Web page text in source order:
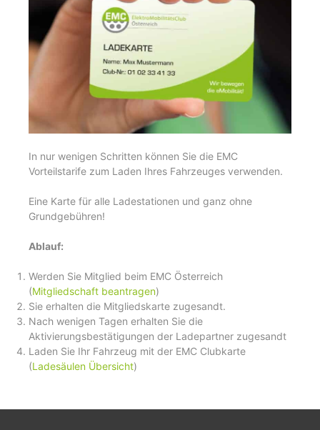
In nur wenigen Schritten können Sie die EMC
Vorteilstarife zum Laden Ihres Fahrzeuges verwenden.
Eine Karte für alle Ladestationen und ganz ohne
Grundgebühren!
Ablauf:
Werden Sie Mitglied beim EMC Österreich
(Mitgliedschaft beantragen)
Sie erhalten die Mitgliedskarte zugesandt.
Nach wenigen Tagen erhalten Sie die
Aktivierungsbestätigungen der Ladepartner zugesandt
Laden Sie Ihr Fahrzeug mit der EMC Clubkarte
(Ladesäulen Übersicht)